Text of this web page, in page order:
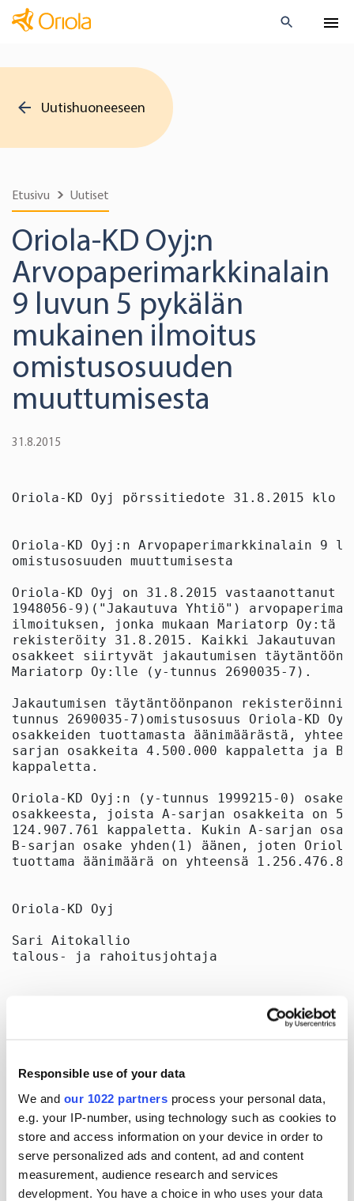
Responsible use of your data
We and our 1022 partners process your personal data,
e.g. your IP-number, using technology such as cookies to
store and access information on your device in order to
serve personalized ads and content, ad and content
measurement, audience research and services
development. You have a choice in who uses your data
Uutishuoneeseen
Etusivu Uutiset
Oriola-KD Oyj:n
Arvopaperimarkkinalain
9 luvun 5 pykälän
mukainen ilmoitus
omistusosuuden
muuttumisesta
31.8.2015
Oriola-KD Oyj pörssitiedote 31.8.2015 klo
Oriola-KD Oyj:n Arvopaperimarkkinalain 9
omistusosuuden muuttumisesta
Oriola-KD Oyj on 31.8.2015 vastaanottanut
1948056-9)("Jakautuva Yhtiö")
ilmoituksen, jonka mukaan Mariatorp Oy:tä
rekisteröity 31.8.2015. Kaikki Jakautuvan
osakkeet siirtyvät jakautumisen
Mariatorp Oy:lle (y-tunnus 2690035-7).
Jakautumisen täytäntöönpanon
tunnus 2690035-7)omistusosuus Oriola-KD
osakkeiden tuottamasta äänimäärästä,
sarjan osakkeita 4.500.000 kappaletta ja
kappaletta.
Oriola-KD Oyj:n (y-tunnus 1999215-0)
osakkeesta, joista A-sarjan osakkeita on
124.907.761 kappaletta. Kukin A-sarjan
B-sarjan osake yhden(1) äänen, joten
tuottama äänimäärä on yhteensä
Oriola-KD Oyj
Sari Aitokallio
talous- ja rahoitusjohtaja
puh. +35840 638 0251
sähköposti: sami.laine@oriola-kd.com
Jakelu:
NASDAQ OMX Helsinki Oy
Keskeiset tiedotusvälineet